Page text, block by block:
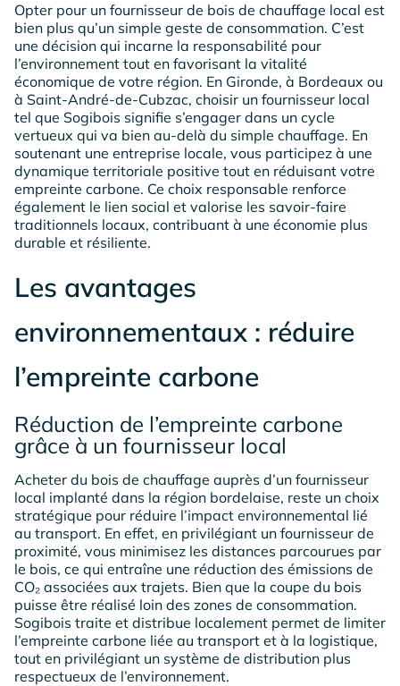
Opter pour un fournisseur de bois de chauffage local est
bien plus qu’un simple geste de consommation. C’est
une décision qui incarne la responsabilité pour
l’environnement tout en favorisant la vitalité
économique de votre région. En Gironde, à Bordeaux ou
à Saint-André-de-Cubzac, choisir un fournisseur local
tel que Sogibois signifie s’engager dans un cycle
vertueux qui va bien au-delà du simple chauffage. En
soutenant une entreprise locale, vous participez à une
dynamique territoriale positive tout en réduisant votre
empreinte carbone. Ce choix responsable renforce
également le lien social et valorise les savoir-faire
traditionnels locaux, contribuant à une économie plus
durable et résiliente.
Les avantages
environnementaux : réduire
l’empreinte carbone
Réduction de l’empreinte carbone
grâce à un fournisseur local
Acheter du bois de chauffage auprès d’un fournisseur
local implanté dans la région bordelaise, reste un choix
stratégique pour réduire l’impact environnemental lié
au transport. En effet, en privilégiant un fournisseur de
proximité, vous minimisez les distances parcourues par
le bois, ce qui entraîne une réduction des émissions de
CO₂ associées aux trajets. Bien que la coupe du bois
puisse être réalisé loin des zones de consommation.
Sogibois traite et distribue localement permet de limiter
l’empreinte carbone liée au transport et à la logistique,
tout en privilégiant un système de distribution plus
respectueux de l’environnement.